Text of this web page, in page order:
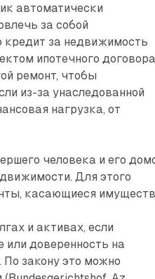
автоматически
за собой
кредит за недвижимость
ипотечного
ремонт, чтобы
из-за унаследованной
нагрузка, от
человека и его
Для этого
касающиеся
и активах, если
или доверенность на
По закону это можно